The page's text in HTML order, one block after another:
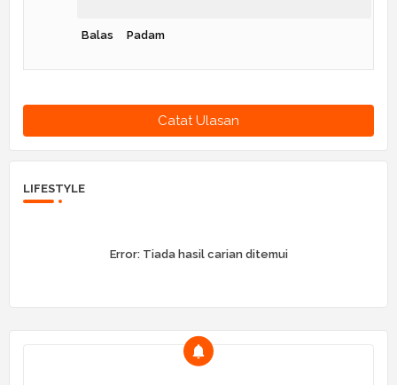
Balas Padam
Catat Ulasan
LIFESTYLE
Error:Tiada hasil carian ditemui